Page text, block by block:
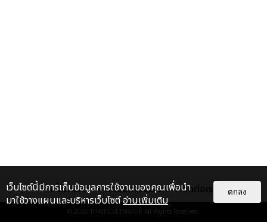
เกี่ยวกับเรา ติดต่อลงโฆษณา ติดต่อเรา
© 2026 THAITICKETMAJOR All Rights Reserved.
เว็บไซต์นี้มีการเก็บข้อมูลการใช้งานของคุณเพื่อนำ
มาใช้วางแผนและบริหารเว็บไซต์อ่านเพิ่มเติม
ตกลง